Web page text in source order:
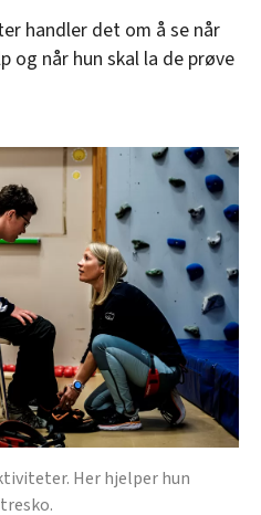
handler det om å se når
og når hun skal la de prøve
Her hjelper hun